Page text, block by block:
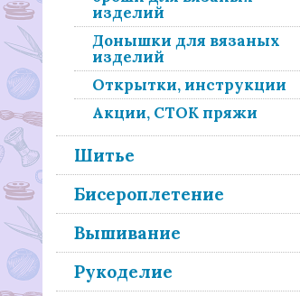
изделий
Донышки для вязаных
изделий
Открытки, инструкции
Акции, СТОК пряжи
Шитье
Бисероплетение
Вышивание
Рукоделие